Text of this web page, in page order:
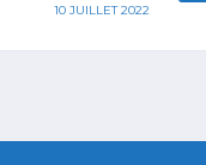
10 JUILLET 2022